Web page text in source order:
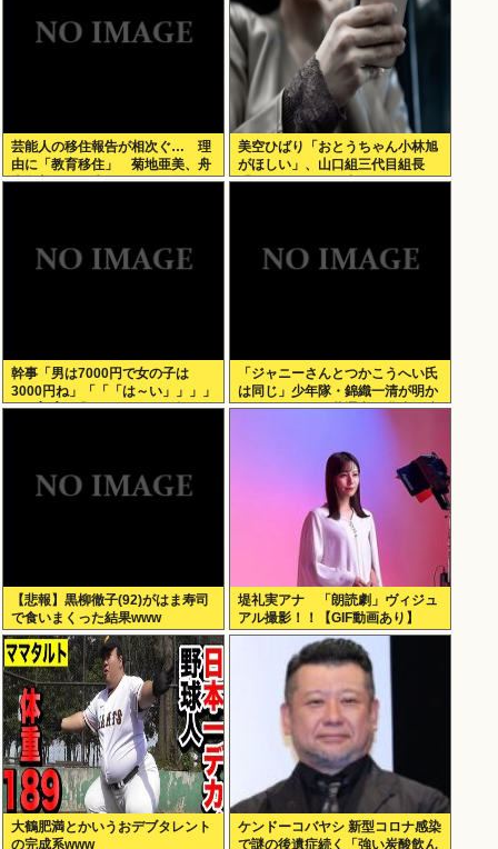
芸能人の移住報告が相次ぐ… 理
由に「教育移住」 菊地亜美、舟
山久美子、優木まおみらが海外へ
美空ひばり「おとうちゃん小林旭
がほしい」、山口組三代目組長
「よっしゃ」、昭和ヤバすぎ
幹事「男は7000円で女の子は
3000円ね」「「「は～い」」」」
（ヽ´ん`）「あ？ ちょっと待て
「ジャニーさんとつかこうへい氏
は同じ」少年隊・錦織一清が明か
すレジェンドの共通点と我流の演
【悲報】黒柳徹子(92)がはま寿司
で食いまくった結果www
堤礼実アナ 「朗読劇」ヴィジュ
アル撮影！！【GIF動画あり】
大鶴肥満とかいうおデブタレント
の完成系www
ケンドーコバヤシ 新型コロナ感染
で謎の後遺症続く「強い炭酸飲ん